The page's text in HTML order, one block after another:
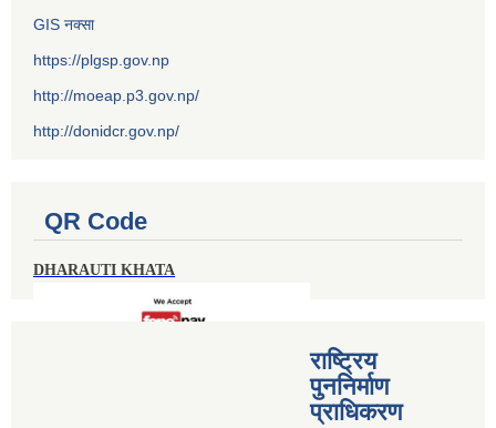
GIS नक्सा
https://plgsp.gov.np
http://moeap.p3.gov.np/
http://donidcr.gov.np/
QR Code
DHARAUTI KHATA
राष्ट्रिय
पुननिर्माण
प्राधिकरण